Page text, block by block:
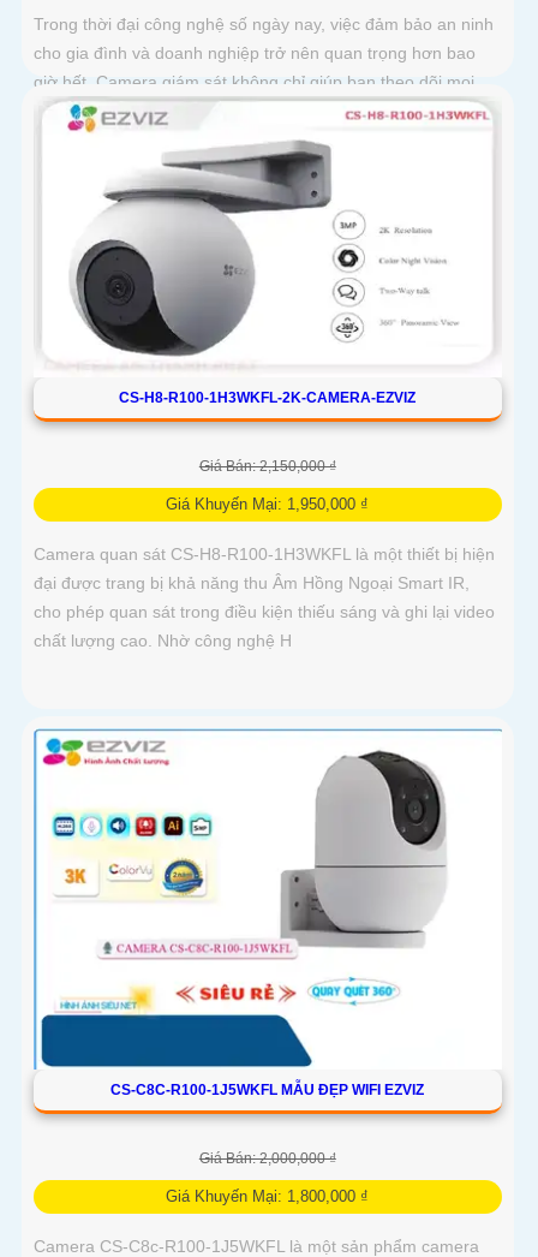
Trong thời đại công nghệ số ngày nay, việc đảm bảo an ninh
cho gia đình và doanh nghiệp trở nên quan trọng hơn bao
giờ hết. Camera giám sát không chỉ giúp bạn theo dõi mọi
hoạt động xung quanh mà còn mang lại sự an tâm cho bạn
và những người thân yêu
CS-H8-R100-1H3WKFL-2K-CAMERA-EZVIZ
Giá Bán: 2,150,000 ₫
Giá Khuyến Mại: 1,950,000 ₫
Camera quan sát CS-H8-R100-1H3WKFL là một thiết bị hiện
đại được trang bị khả năng thu Âm Hồng Ngoại Smart IR,
cho phép quan sát trong điều kiện thiếu sáng và ghi lại video
chất lượng cao. Nhờ công nghệ H
CS-C8C-R100-1J5WKFL MẪU ĐẸP WIFI EZVIZ
Giá Bán: 2,000,000 ₫
Giá Khuyến Mại: 1,800,000 ₫
Camera CS-C8c-R100-1J5WKFL là một sản phẩm camera